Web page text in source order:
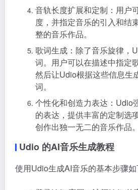
音轨长度扩展和定制：用户
度，并指定音乐的引入和结
整的音乐作品。
歌词生成：除了音乐旋律，
词。用户可以在描述中指定
然后让Udio根据这些信息生
词。
个性化和创造力表达：Udio
的表达，提供丰富的定制选
创作出独一无二的音乐作品。
Udio 的AI音乐生成教程
使用Udio生成AI音乐的基本步骤如